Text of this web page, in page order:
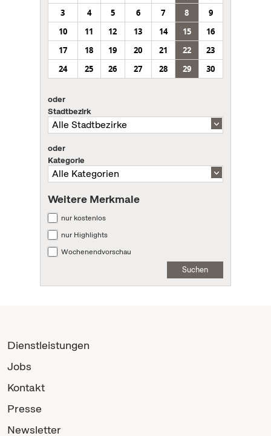
3
4 5 6 7 8
9
10
11 12 13 14 15
16
17
18 19 20 21 22
23
24
25 26 27 28 29 30
oder
Stadtbezirk
oder
Kategorie
Weitere Merkmale
nur kostenlos
nur Highlights
Wochenendvorschau
Suchen
Dienstleistungen
Jobs
Kontakt
Presse
Newsletter